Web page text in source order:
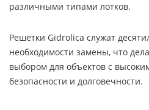
различными типами лотков.
Решетки Gidrolica служат
необходимости замены, что
выбором для объектов с
безопасности и долговечности.